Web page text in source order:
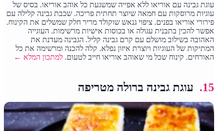
עוגת גבינה עם אוריאו ללא אפייה שמשגעת כל אוהב אוריאו. בסיס של
עוגיות מרוסקות עם חמאה שיוצר תחתית פריכה. שכבת גבינה קלילה עם
פירורי אוריאו בפנים. ציפוי גנאש שוקולד מריר חלק שמשלים את הקינוח.
אפשר להכין בתבנית עגולה או בכוסות אישיות מרשימות. העוגייה
האהובה בשילוב מושלם עם קרם גבינה קליל. הגבינה מעדנת את
המתיקות של העוגיות ויוצרת איזון נפלא. קלה להכנה ומרשימה את כל
האורחים. קינוח שכל מי שאוהב אוריאו חייב לטעום.למתכון המלא ←
15. עוגת גבינה ברולה מטריפה